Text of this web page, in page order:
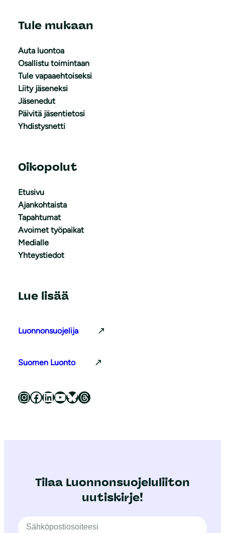
Tule mukaan
Auta luontoa
Osallistu toimintaan
Tule vapaaehtoiseksi
Liity jäseneksi
Jäsenedut
Päivitä jäsentietosi
Yhdistysnetti
Oikopolut
Etusivu
Ajankohtaista
Tapahtumat
Avoimet työpaikat
Medialle
Yhteystiedot
Lue lisää
Luonnonsuojelija
Suomen Luonto
Luonnonsuojeluliitto Instagramissa Luonnonsuojeluliitto Facebookissa Luonnonsuojeluliitto LinkedInissä Luonnonsuojeluliiton YouTube-kanava Luonnonsuojeluliitto Blueskyssa Luonnonsuojeluliitto Threadsissa
Tilaa Luonnonsuojeluliiton
uutiskirje!